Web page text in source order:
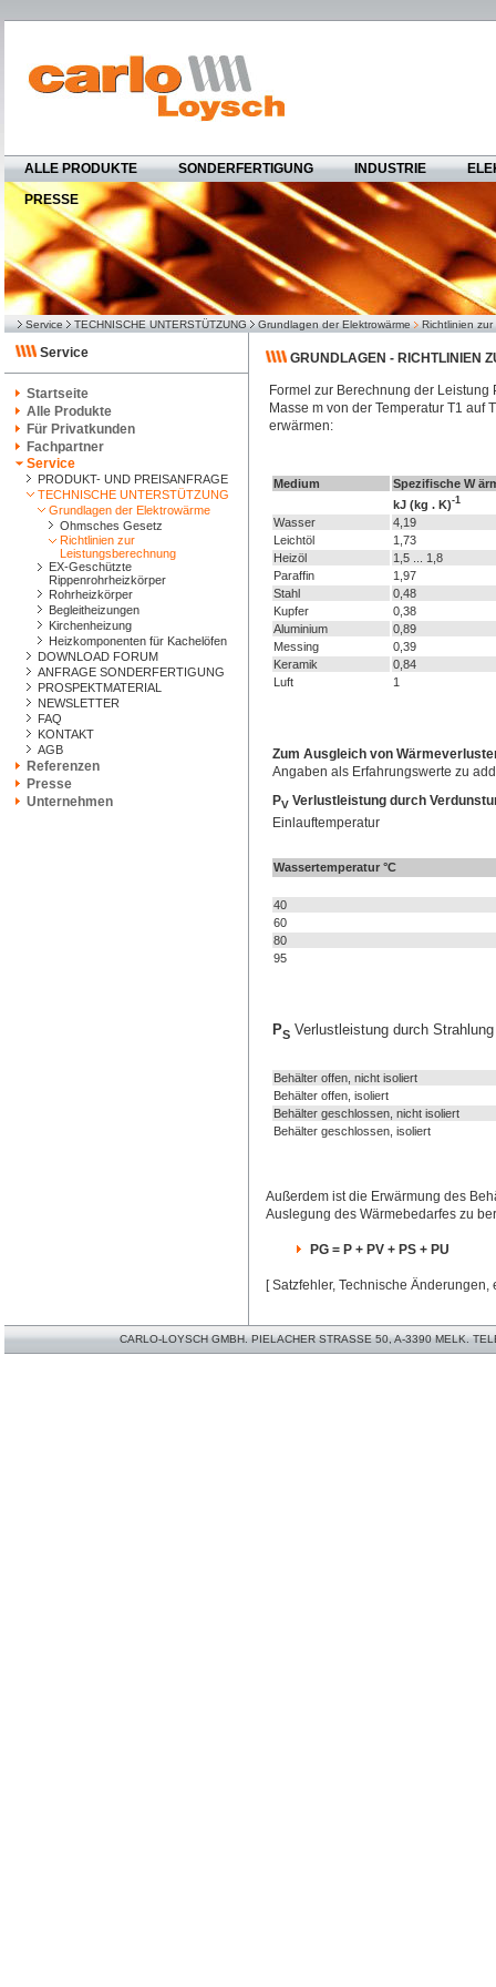
ALLE PRODUKTE SONDERFERTIGUNG INDUSTRIE
PRESSE
Service TECHNISCHE UNTERSTÜTZUNG Grundlagen der Elektrowärme Richtlinien
Service
Startseite
Alle Produkte
Für Privatkunden
Fachpartner
Service
PRODUKT- UND PREISANFRAGE
TECHNISCHE UNTERSTÜTZUNG
Grundlagen der Elektrowärme
Ohmsches Gesetz
Richtlinien zur
Leistungsberechnung
EX-Geschützte
Rippenrohrheizkörper
Rohrheizkörper
Begleitheizungen
Kirchenheizung
Heizkomponenten für Kachelöfen
DOWNLOAD FORUM
ANFRAGE SONDERFERTIGUNG
PROSPEKTMATERIAL
NEWSLETTER
FAQ
KONTAKT
AGB
Referenzen
Presse
Unternehmen
GRUNDLAGEN - RICHTLINIEN
Formel zur Berechnung der Leistung
Masse m von der Temperatur T1 auf
erwärmen:
Medium
Spezifische W
kJ (kg . K)-1
Wasser
4,19
Leichtöl
1,73
Heizöl
1,5 ... 1,8
Paraffin
1,97
Stahl
0,48
Kupfer
0,38
Aluminium
0,89
Messing
0,39
Keramik
0,84
Luft
1
Zum Ausgleich von
Angaben als Erfahrungswerte zu
PV Verlustleistung durch
Einlauftemperatur
Wassertemperatur °C
40
60
80
95
PS Verlustleistung durch
Behälter offen, nicht isoliert
Behälter offen, isoliert
Behälter geschlossen, nicht isoliert
Behälter geschlossen, isoliert
Außerdem ist die Erwärmung des
Auslegung des Wärmebedarfes zu
PG = P + PV + PS + PU
[ Satzfehler, Technische Änderungen,
CARLO-LOYSCH GMBH. PIELACHER STRASSE 50, A-3390 MELK.